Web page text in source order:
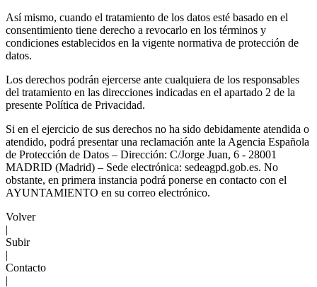
Así mismo, cuando el tratamiento de los datos esté basado en el
consentimiento tiene derecho a revocarlo en los términos y
condiciones establecidos en la vigente normativa de protección de
datos.
Los derechos podrán ejercerse ante cualquiera de los responsables
del tratamiento en las direcciones indicadas en el apartado 2 de la
presente Política de Privacidad.
Si en el ejercicio de sus derechos no ha sido debidamente atendida o
atendido, podrá presentar una reclamación ante la Agencia Española
de Protección de Datos – Dirección: C/Jorge Juan, 6 - 28001
MADRID (Madrid) – Sede electrónica: sedeagpd.gob.es. No
obstante, en primera instancia podrá ponerse en contacto con el
AYUNTAMIENTO en su correo electrónico.
Volver
|
Subir
|
Contacto
|